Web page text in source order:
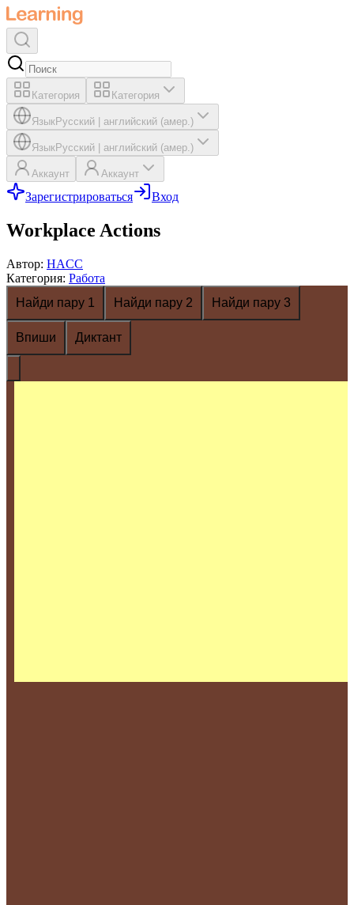
Категория Категория
ЯзыкРусский английский (амер.)
ЯзыкРусский английский (амер.)
Аккаунт Аккаунт
Зарегистрироваться Вход
Workplace Actions
Автор: HACC
Категория: Работа
Найди пару 1
Найди пару 2 Найди пару 3
Впиши Диктант